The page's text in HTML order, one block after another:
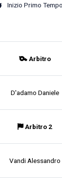
Inizio Primo Tempo
Arbitro
D'adamo Daniele
Arbitro 2
Vandi Alessandro